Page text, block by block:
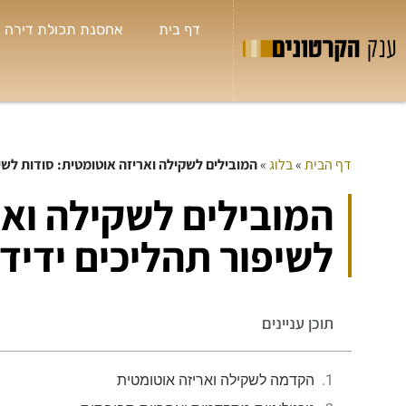
דף בית אחסנת תכולת דירה
דף הבית»בלוג»המובילים לשקילה ואריזה אוטומטית: סודות
המובילים לשקילה
לשיפור תהליכים
תוכן עניינים
הקדמה לשקילה ואריזה אוטומטית
